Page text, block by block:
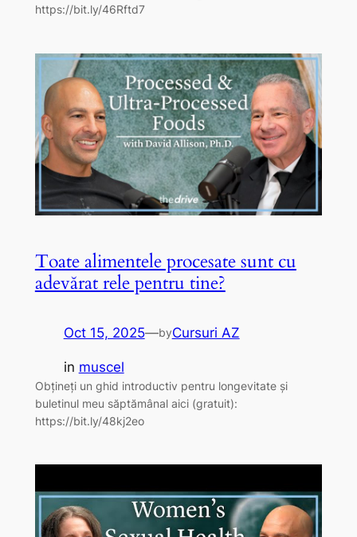
https://bit.ly/46Rftd7
Toate alimentele procesate sunt cu
adevărat rele pentru tine?
Oct 15, 2025—byCursuri AZ
in muscel
Obțineți un ghid introductiv pentru longevitate și
buletinul meu săptămânal aici (gratuit):
https://bit.ly/48kj2eo